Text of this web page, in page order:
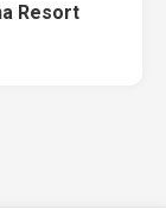
Resort